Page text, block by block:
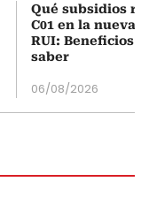
Qué subsidios
C01 en la nueva
RUI: Beneficios
saber
06/08/2026